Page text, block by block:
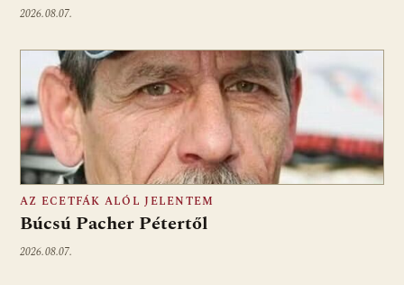
2026.08.07.
AZ ECETFÁK ALÓL JELENTEM
Búcsú Pacher Pétertől
2026.08.07.